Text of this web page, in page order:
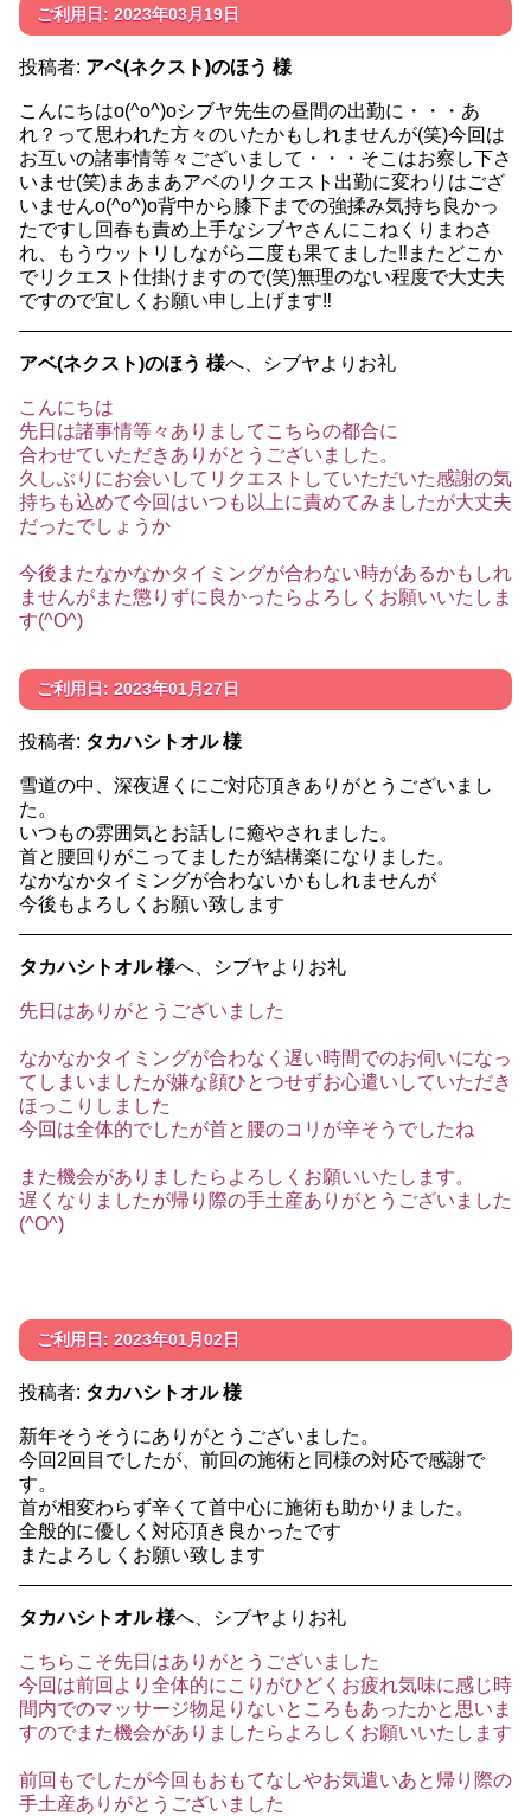
ご利用日: 2023年03月19日
投稿者: アベ(ネクスト)のほう 様
こんにちはo(^o^)oシブヤ先生の昼間の出勤に・・・あ
れ？って思われた方々のいたかもしれませんが(笑)今回は
お互いの諸事情等々ございまして・・・そこはお察し下さ
いませ(笑)まあまあアベのリクエスト出勤に変わりはござ
いませんo(^o^)o背中から膝下までの強揉み気持ち良かっ
たですし回春も責め上手なシブヤさんにこねくりまわさ
れ、もうウットリしながら二度も果てました‼またどこか
でリクエスト仕掛けますので(笑)無理のない程度で大丈夫
ですので宜しくお願い申し上げます‼
アベ(ネクスト)のほう 様へ、シブヤよりお礼
こんにちは
先日は諸事情等々ありましてこちらの都合に
合わせていただきありがとうございました。
久しぶりにお会いしてリクエストしていただいた感謝の気
持ちも込めて今回はいつも以上に責めてみましたが大丈夫
だったでしょうか
今後またなかなかタイミングが合わない時があるかもしれ
ませんがまた懲りずに良かったらよろしくお願いいたしま
す(^O^)
ご利用日: 2023年01月27日
投稿者: タカハシトオル 様
雪道の中、深夜遅くにご対応頂きありがとうございまし
た。
いつもの雰囲気とお話しに癒やされました。
首と腰回りがこってましたが結構楽になりました。
なかなかタイミングが合わないかもしれませんが
今後もよろしくお願い致します
タカハシトオル 様へ、シブヤよりお礼
先日はありがとうございました
なかなかタイミングが合わなく遅い時間でのお伺いになっ
てしまいましたが嫌な顔ひとつせずお心遣いしていただき
ほっこりしました
今回は全体的でしたが首と腰のコリが辛そうでしたね
また機会がありましたらよろしくお願いいたします。
遅くなりましたが帰り際の手土産ありがとうございました
(^O^)
ご利用日: 2023年01月02日
投稿者: タカハシトオル 様
新年そうそうにありがとうございました。
今回2回目でしたが、前回の施術と同様の対応で感謝で
す。
首が相変わらず辛くて首中心に施術も助かりました。
全般的に優しく対応頂き良かったです
またよろしくお願い致します
タカハシトオル 様へ、シブヤよりお礼
こちらこそ先日はありがとうございました
今回は前回より全体的にこりがひどくお疲れ気味に感じ時
間内でのマッサージ物足りないところもあったかと思いま
すのでまた機会がありましたらよろしくお願いいたします
前回もでしたが今回もおもてなしやお気遣いあと帰り際の
手土産ありがとうございました